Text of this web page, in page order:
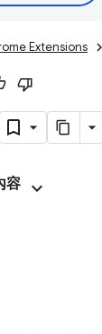
Extensions
容